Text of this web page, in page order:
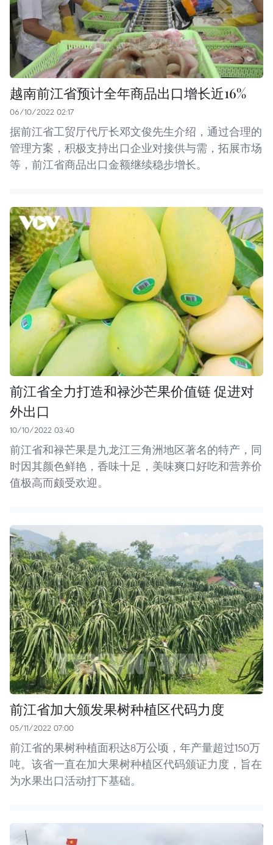
越南前江省预计全年商品出口增长近16%
06/10/2022 02:17
据前江省工贸厅代厅长邓文俊先生介绍，通过合理的
管理方案，积极支持出口企业对接供与需，拓展市场
等，前江省商品出口金额继续稳步增长。
前江省全力打造和禄沙芒果价值链 促进对
外出口
10/10/2022 03:40
前江省和禄芒果是九龙江三角洲地区著名的特产，同
时因其颜色鲜艳，香味十足，美味爽口好吃和营养价
值极高而颇受欢迎。
前江省加大颁发果树种植区代码力度
05/11/2022 07:00
前江省的果树种植面积达8万公顷，年产量超过150万
吨。该省一直在加大果树种植区代码颁证力度，旨在
为水果出口活动打下基础。